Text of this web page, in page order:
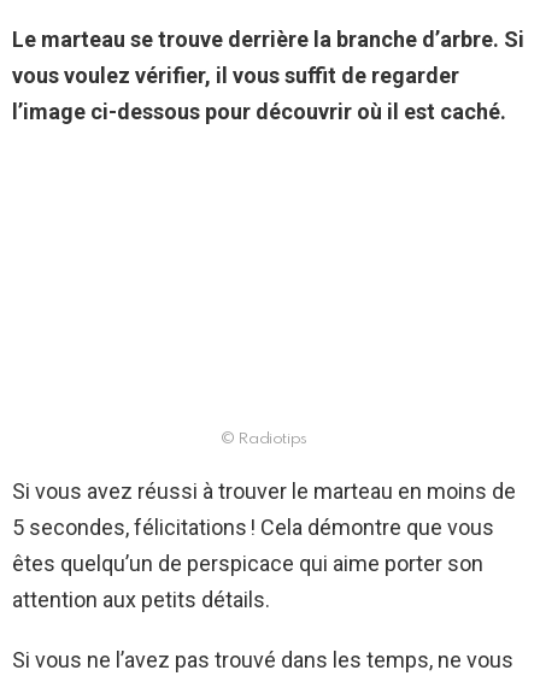
Le marteau se trouve derrière la branche d’arbre. Si
vous voulez vérifier, il vous suffit de regarder
l’image ci-dessous pour découvrir où il est caché.
© Radiotips
Si vous avez réussi à trouver le marteau en moins de
5 secondes, félicitations ! Cela démontre que vous
êtes quelqu’un de perspicace qui aime porter son
attention aux petits détails.
Si vous ne l’avez pas trouvé dans les temps, ne vous